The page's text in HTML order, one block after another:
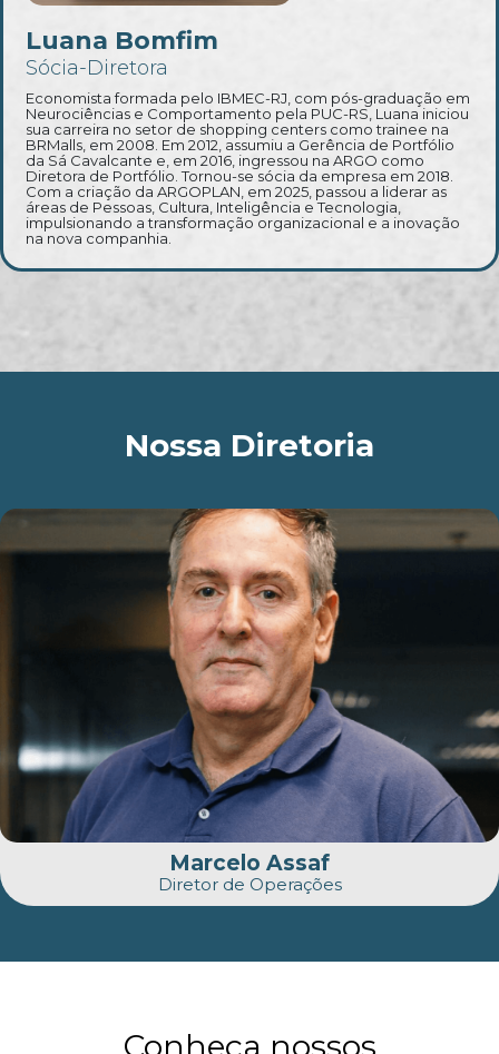
Luana Bomfim
Sócia-Diretora
Economista formada pelo IBMEC-RJ, com pós-graduação em
Neurociências e Comportamento pela PUC-RS, Luana iniciou
sua carreira no setor de shopping centers como trainee na
BRMalls, em 2008. Em 2012, assumiu a Gerência de Portfólio
da Sá Cavalcante e, em 2016, ingressou na ARGO como
Diretora de Portfólio. Tornou-se sócia da empresa em 2018.
Com a criação da ARGOPLAN, em 2025, passou a liderar as
áreas de Pessoas, Cultura, Inteligência e Tecnologia,
impulsionando a transformação organizacional e a inovação
na nova companhia.
Nossa Diretoria
Marcelo Assaf
Diretor de Operações
Conheça nossos